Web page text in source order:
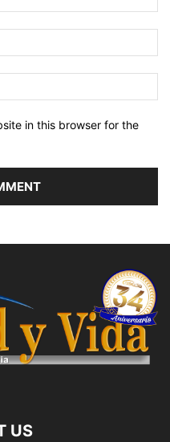
in this browser for the
US